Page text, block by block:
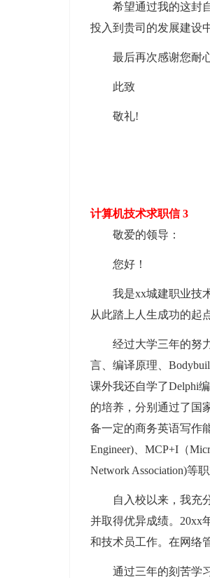
希望通过我的这封
投入到贵司的发展建设
最后再次感谢您耐
此致
敬礼!
计算机技术求职信 3
敬爱的领导：
您好！
我是xx城建职业技
从此踏上人生成功的起点
经过大学三年的努
言、编译原理、
课外我还自学了Delphi
的培养，分别通过了国
备一定的商务英语写作
Engineer)、MCP+I（
Network Association)等
自入校以来，我充
并取得优异成绩。20xx
和技术员工作。在网络
通过三年的刻苦学